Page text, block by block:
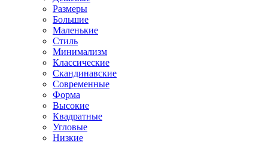
Размеры
Большие
Маленькие
Стиль
Минимализм
Классические
Скандинавские
Современные
Форма
Высокие
Квадратные
Угловые
Низкие